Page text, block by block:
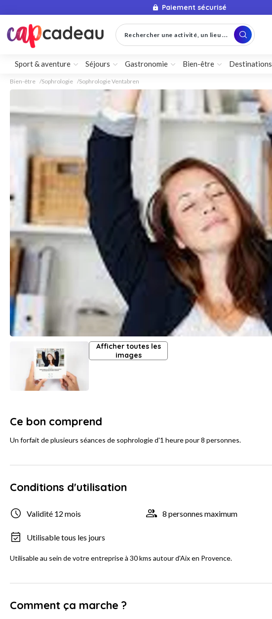
Paiement sécurisé
Rechercher une activité, un lieu ...
Sport & aventure Séjours Gastronomie Bien-être Destinations
Bien-être Sophrologie Sophrologie Ventabren
Afficher toutes les
images
Ce bon comprend
Un forfait de plusieurs séances de sophrologie d'1 heure pour 8 personnes.
Conditions d'utilisation
Validité 12 mois 8 personnes maximum
Utilisable tous les jours
Utilisable au sein de votre entreprise à 30 kms autour d'Aix en Provence.
Comment ça marche ?